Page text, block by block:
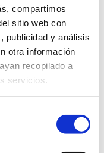
compartimos
sitio web con
publicidad y análisis
otra información
recopilado a
servicios.
DE
DE
Y
A
DE LOS